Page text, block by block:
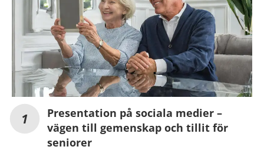
Presentation på sociala medier –
vägen till gemenskap och tillit för
seniorer